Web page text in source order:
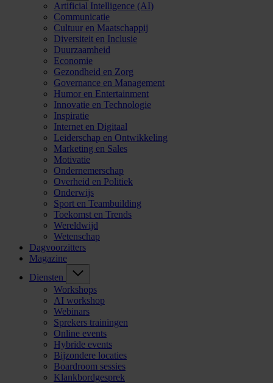
Artificial Intelligence (AI)
Communicatie
Cultuur en Maatschappij
Diversiteit en Inclusie
Duurzaamheid
Economie
Gezondheid en Zorg
Governance en Management
Humor en Entertainment
Innovatie en Technologie
Inspiratie
Internet en Digitaal
Leiderschap en Ontwikkeling
Marketing en Sales
Motivatie
Ondernemerschap
Overheid en Politiek
Onderwijs
Sport en Teambuilding
Toekomst en Trends
Wereldwijd
Wetenschap
Dagvoorzitters
Magazine
Diensten
Workshops
AI workshop
Webinars
Sprekers trainingen
Online events
Hybride events
Bijzondere locaties
Boardroom sessies
Klankbordgesprek